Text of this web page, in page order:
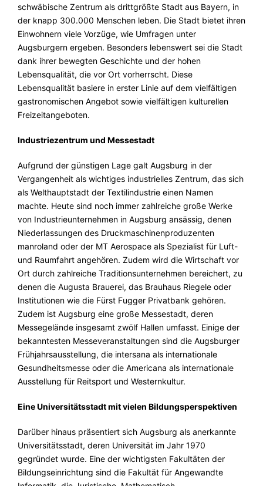
schwäbische Zentrum als drittgrößte Stadt aus Bayern, in
der knapp 300.000 Menschen leben. Die Stadt bietet ihren
Einwohnern viele Vorzüge, wie Umfragen unter
Augsburgern ergeben. Besonders lebenswert sei die Stadt
dank ihrer bewegten Geschichte und der hohen
Lebensqualität, die vor Ort vorherrscht. Diese
Lebensqualität basiere in erster Linie auf dem vielfältigen
gastronomischen Angebot sowie vielfältigen kulturellen
Freizeitangeboten.
Industriezentrum und Messestadt
Aufgrund der günstigen Lage galt Augsburg in der
Vergangenheit als wichtiges industrielles Zentrum, das sich
als Welthauptstadt der Textilindustrie einen Namen
machte. Heute sind noch immer zahlreiche große Werke
von Industrieunternehmen in Augsburg ansässig, denen
Niederlassungen des Druckmaschinenproduzenten
manroland oder der MT Aerospace als Spezialist für Luft-
und Raumfahrt angehören. Zudem wird die Wirtschaft vor
Ort durch zahlreiche Traditionsunternehmen bereichert, zu
denen die Augusta Brauerei, das Brauhaus Riegele oder
Institutionen wie die Fürst Fugger Privatbank gehören.
Zudem ist Augsburg eine große Messestadt, deren
Messegelände insgesamt zwölf Hallen umfasst. Einige der
bekanntesten Messeveranstaltungen sind die Augsburger
Frühjahrsausstellung, die intersana als internationale
Gesundheitsmesse oder die Americana als internationale
Ausstellung für Reitsport und Westernkultur.
Eine Universitätsstadt mit vielen Bildungsperspektiven
Darüber hinaus präsentiert sich Augsburg als anerkannte
Universitätsstadt, deren Universität im Jahr 1970
gegründet wurde. Eine der wichtigsten Fakultäten der
Bildungseinrichtung sind die Fakultät für Angewandte